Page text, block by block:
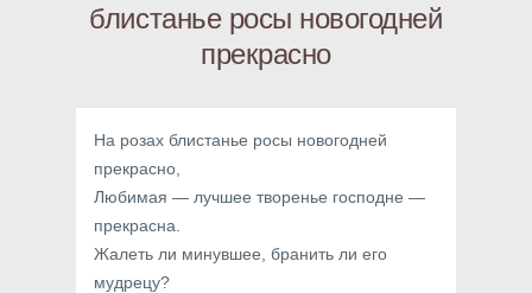
блистанье росы новогодней
прекрасно
На розах блистанье росы новогодней
прекрасно,
Любимая — лучшее творенье господне —
прекрасна.
Жалеть ли минувшее, бранить ли его
мудрецу?